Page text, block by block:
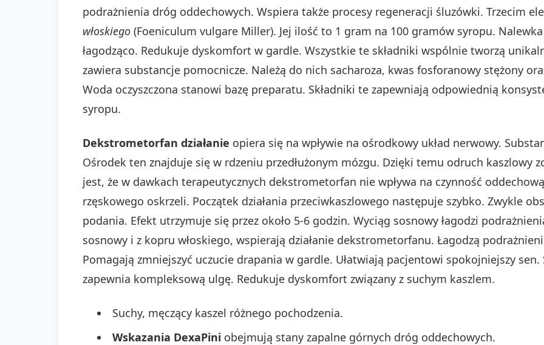
podrażnienia dróg oddechowych. Wspiera także procesy regeneracji śluzówki. Trzecim
włoskiego (Foeniculum vulgare Miller). Jej ilość to 1 gram na 100 gramów syropu.
łagodząco. Redukuje dyskomfort w gardle. Wszystkie te składniki wspólnie tworzą
zawiera substancje pomocnicze. Należą do nich sacharoza, kwas fosforanowy stężony
Woda oczyszczona stanowi bazę preparatu. Składniki te zapewniają odpowiednią
syropu.
Dekstrometorfan działanie opiera się na wpływie na ośrodkowy układ nerwowy.
Ośrodek ten znajduje się w rdzeniu przedłużonym mózgu. Dzięki temu odruch kaszlowy
jest, że w dawkach terapeutycznych dekstrometorfan nie wpływa na czynność
rzęskowego oskrzeli. Początek działania przeciwkaszlowego następuje szybko. Zwykle
podania. Efekt utrzymuje się przez około 5-6 godzin. Wyciąg sosnowy łagodzi
sosnowy i z kopru włoskiego, wspierają działanie dekstrometorfanu. Łagodzą
Pomagają zmniejszyć uczucie drapania w gardle. Ułatwiają pacjentowi spokojniejszy sen.
zapewnia kompleksową ulgę. Redukuje dyskomfort związany z suchym kaszlem.
Suchy, męczący kaszel różnego pochodzenia.
Wskazania DexaPini obejmują stany zapalne górnych dróg oddechowych.